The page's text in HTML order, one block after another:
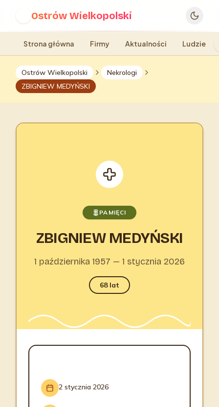
Ostrów Wielkopolski
Strona główna Firmy Aktualności Ludzie
Ostrów Wielkopolski
Nekrologi
ZBIGNIEW MEDYŃSKI
PAMIĘCI
ZBIGNIEW MEDYŃSKI
1 października 1957 — 1 stycznia 2026
68 lat
2 stycznia 2026